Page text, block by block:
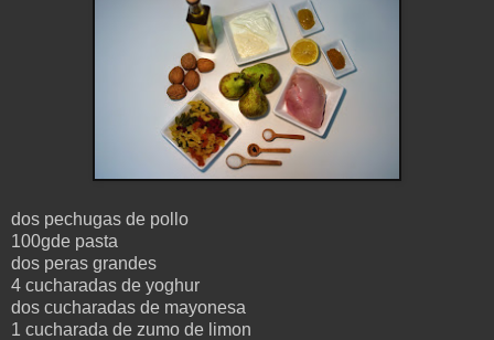
dos pechugas de pollo
100gde pasta
dos peras grandes
4 cucharadas de yoghur
dos cucharadas de mayonesa
1 cucharada de zumo de limon